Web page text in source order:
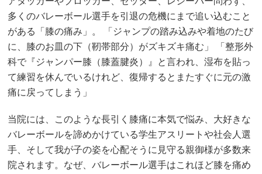
多くのバレーボール選手を引退の危機にまで追い込むこと
がある「膝の痛み」。 「ジャンプの踏み込みや着地のたび
に、膝のお皿の下（靭帯部分）がズキズキ痛む」 「整形外
科で『ジャンパー膝（膝蓋腱炎）』と言われ、湿布を貼っ
て練習を休んでいるけれど、復帰するとまたすぐに元の激
痛に戻ってしまう」
当院には、このような長引く膝痛に本気で悩み、大好きな
バレーボールを諦めかけている学生アスリートや社会人選
手、そして我が子の姿を心配そうに見守る親御様が多数来
院されます。なぜ、バレーボール選手はこれほど膝を痛め